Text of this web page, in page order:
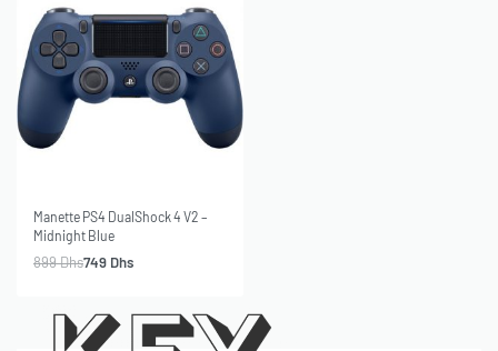
Manette PS4 DualShock 4 V2 –
Midnight Blue
899Dhs749 Dhs